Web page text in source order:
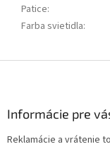
Patice:
Farba svietidla:
Informácie pre
Reklamácie a vrátenie